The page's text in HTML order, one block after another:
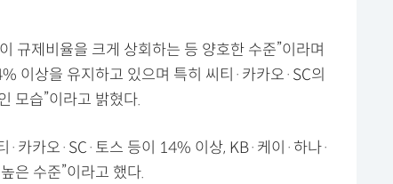
규제비율을 크게 상회하는 등 양호한 수준”이라며
이상을 유지하고 있으며 특히 씨티·카카오·SC의
모습”이라고 밝혔다.
·카카오·SC·토스 등이 14% 이상, KB·케이·하나·
은 수준”이라고 했다.